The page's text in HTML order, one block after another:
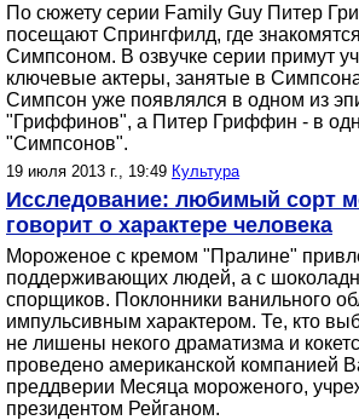
По сюжету серии Family Guy Питер
посещают Спрингфилд, где
Симпсоном. В озвучке серии примут
ключевые актеры, занятые в
Симпсон уже появлялся в одном из
"Гриффинов", а Питер Гриффин - в
"Симпсонов".
19 июля 2013 г., 19:49 Культура
Исследование: любимый сорт
говорит о характере человека
Мороженое с кремом "Пралине"
поддерживающих людей, а с
спорщиков. Поклонники ванильного
импульсивным характером. Те, кто
не лишены некого драматизма и
проведено американской компанией
преддверии Месяца мороженого,
президентом Рейганом.